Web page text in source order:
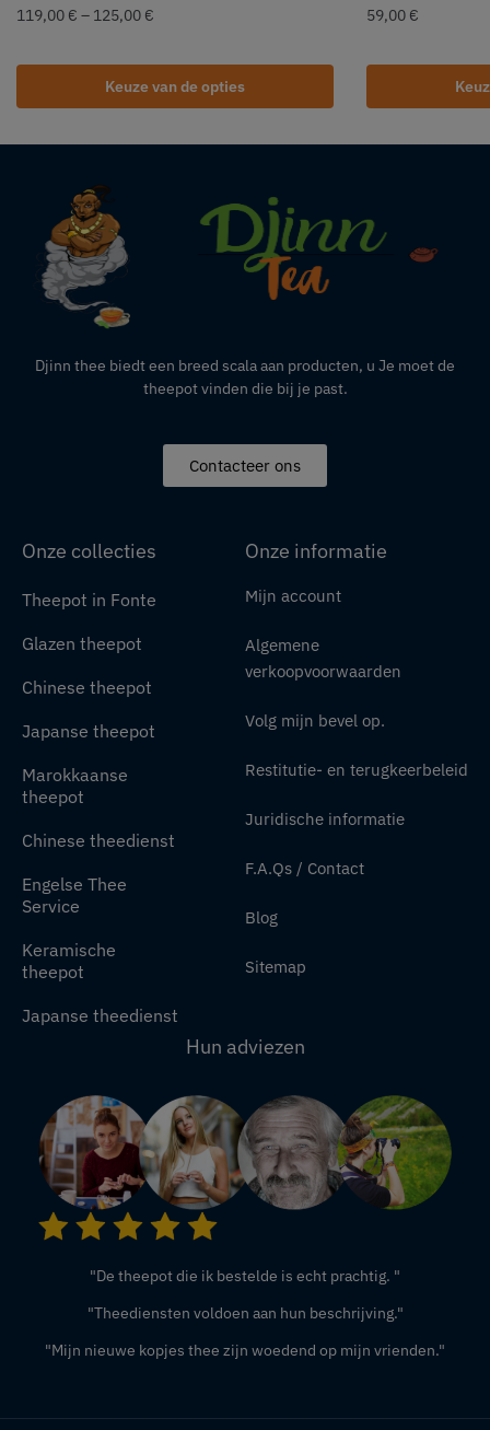
119,00 € – 125,00 €
Keuze van de opties
59,00 €
Djinn thee biedt een breed scala aan producten, u Je moet de
theepot vinden die bij je past.
Contacteer ons
Onze collecties
Theepot in Fonte
Glazen theepot
Chinese theepot
Japanse theepot
Marokkaanse
theepot
Chinese theedienst
Engelse Thee
Service
Keramische
theepot
Japanse theedienst
Onze informatie
Mijn account
Algemene
verkoopvoorwaarden
Volg mijn bevel op.
Restitutie- en terugkeerbeleid
Juridische informatie
F.A.Qs / Contact
Blog
Sitemap
Hun adviezen
"De theepot die ik bestelde is echt prachtig. "
"Theediensten voldoen aan hun beschrijving."
"Mijn nieuwe kopjes thee zijn woedend op mijn vrienden."